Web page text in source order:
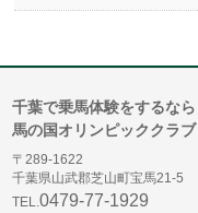
千葉で乗馬体験をするなら
馬の国オリンピッククラブ
〒289-1622
千葉県山武郡芝山町宝馬21-5
TEL.0479-77-1929